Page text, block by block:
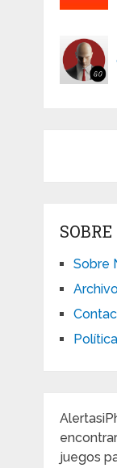
Sobre
juegos